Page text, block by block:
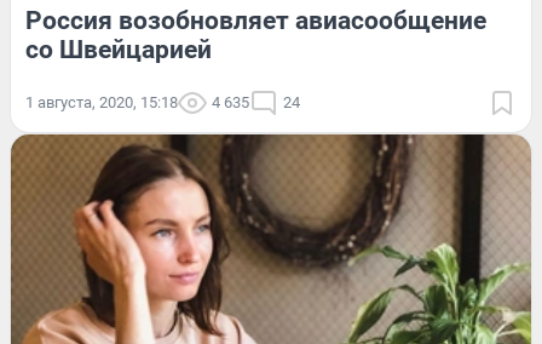
Россия возобновляет авиасообщение
со Швейцарией
1 августа, 2020, 15:18 4 635 24